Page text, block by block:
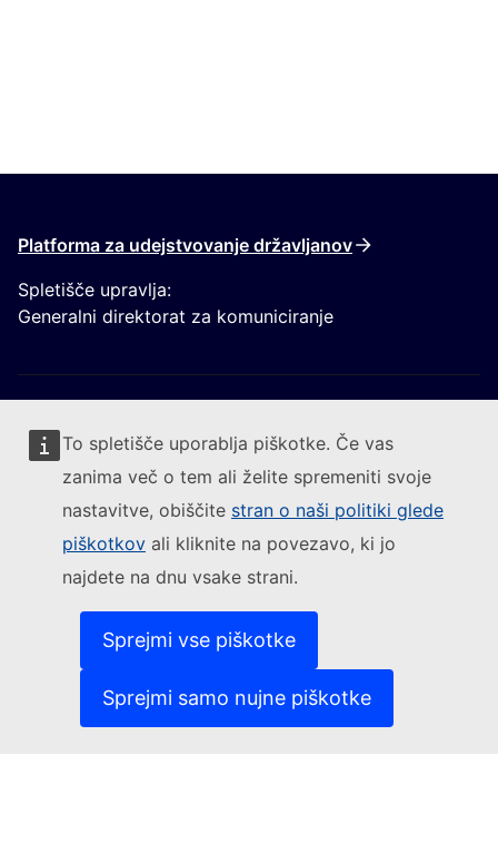
To spletišče uporablja piškotke. Če vas
zanima več o tem ali želite spremeniti svoje
nastavitve, obiščite stran o naši politiki glede
piškotkov ali kliknite na povezavo, ki jo
najdete na dnu vsake strani.
Sprejmi vse piškotke
Sprejmi samo nujne piškotke
Platforma za udejstvovanje državljanov
Spletišče upravlja:
Generalni direktorat za komuniciranje
Sledite Evropski komisiji
Kontakt(Zunanja povezava)
Prijavite ranljivost informacijskega sistema
Jeziki na naših spletiščih(Zunanja povezava)
(Zunanja povezava)
Politika varstva zasebnost
Pravno obvestilo
(Zunanja povezava)
Dostopnost